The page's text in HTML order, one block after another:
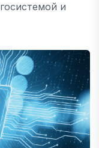
и